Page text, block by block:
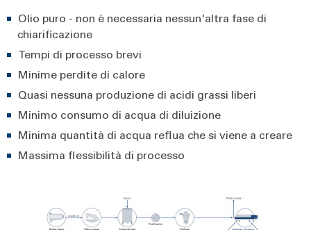
Olio puro - non è necessaria nessun'altra fase di
chiarificazione
Tempi di processo brevi
Minime perdite di calore
Quasi nessuna produzione di acidi grassi liberi
Minimo consumo di acqua di diluizione
Minima quantità di acqua reflua che si viene a creare
Massima flessibilità di processo